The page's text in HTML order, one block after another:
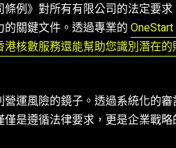
條例》對所有有限公司的法定要
關鍵文件。透過專業的
港核數服務還能幫助您識別潛在
運風險的鏡子。透過系統化的
是遵循法律要求，更是企業戰略